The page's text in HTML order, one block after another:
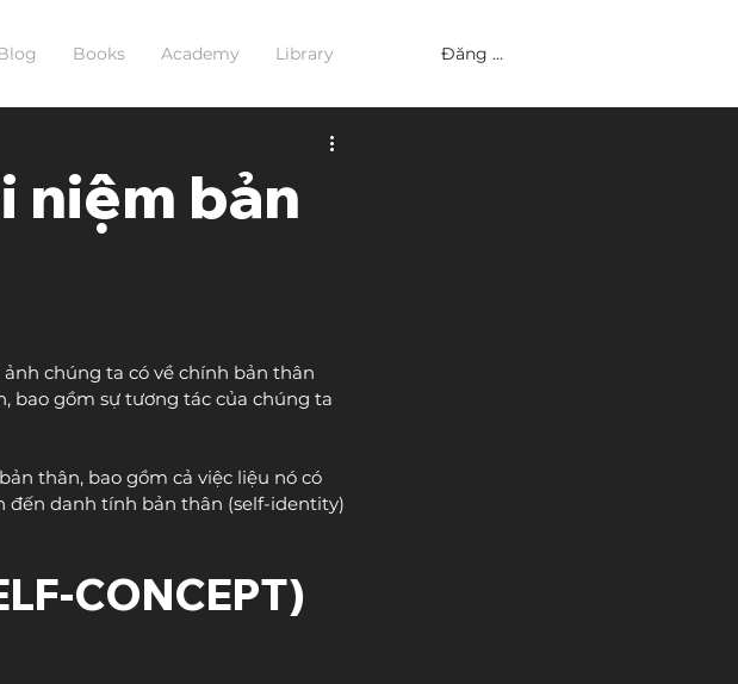
Books Academy Library Đăng nhập
niệm bản
chúng ta có về chính bản thân
bao gồm sự tương tác của chúng ta
thân, bao gồm cả việc liệu nó có
đến danh tính bản thân (self-identity)
CONCEPT)